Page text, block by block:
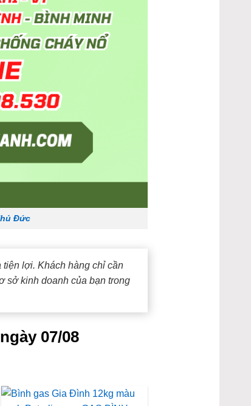
Đức
lợi. Khách hàng chỉ cần
sở kinh doanh của bạn trong
07/08